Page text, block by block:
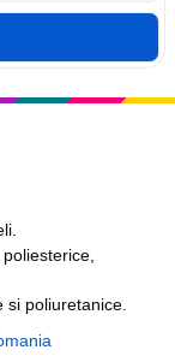
poliuretanice.